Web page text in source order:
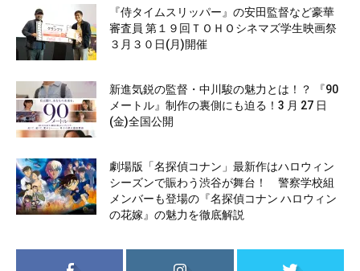
『侍タイムスリッパー』の安田監督など豪華
審査員 第１９回ＴＯＨＯシネマズ学生映画祭
３月３０日(月)開催
新進気鋭の監督・中川駿の魅力とは！？ 『90
メートル』制作の裏側にも迫る！3 月 27 日
(金)全国公開
劇場版「名探偵コナン」最新作はハロウィン
シーズンで賑わう渋谷が舞台！ 警察学校組
メンバーも登場の『名探偵コナン ハロウィン
の花嫁』の魅力を徹底解説